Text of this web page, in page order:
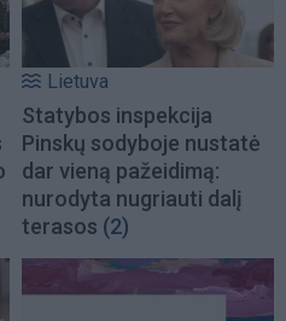
Lietuva
Statybos inspekcija
Pinskų sodyboje nustatė
dar vieną pažeidimą:
nurodyta nugriauti dalį
terasos (2)